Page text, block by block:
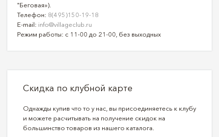
"Беговая»).
Телефон: 8(495)150-19-18
E-mail: info@villageclub.ru
Режим работы: с 11-00 до 21-00, без выходных
Скидка по клубной карте
Однажды купив что то у нас, вы присоединяетесь к клубу
и можете расчитывать на получение скидок на
большинство товаров из нашего каталога.